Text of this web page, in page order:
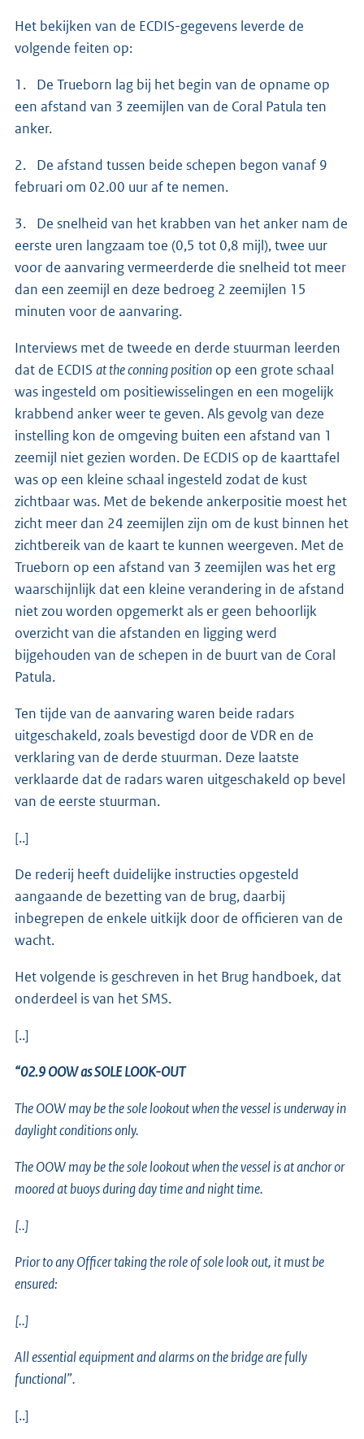
Het bekijken van de ECDIS-gegevens leverde de
volgende feiten op:
1. De Trueborn lag bij het begin van de opname op
een afstand van 3 zeemijlen van de Coral Patula ten
anker.
2. De afstand tussen beide schepen begon vanaf 9
februari om 02.00 uur af te nemen.
3. De snelheid van het krabben van het anker nam de
eerste uren langzaam toe (0,5 tot 0,8 mijl), twee uur
voor de aanvaring vermeerderde die snelheid tot meer
dan een zeemijl en deze bedroeg 2 zeemijlen 15
minuten voor de aanvaring.
Interviews met de tweede en derde stuurman leerden
dat de ECDIS at the conning position op een grote schaal
was ingesteld om positiewisselingen en een mogelijk
krabbend anker weer te geven. Als gevolg van deze
instelling kon de omgeving buiten een afstand van 1
zeemijl niet gezien worden. De ECDIS op de kaarttafel
was op een kleine schaal ingesteld zodat de kust
zichtbaar was. Met de bekende ankerpositie moest het
zicht meer dan 24 zeemijlen zijn om de kust binnen het
zichtbereik van de kaart te kunnen weergeven. Met de
Trueborn op een afstand van 3 zeemijlen was het erg
waarschijnlijk dat een kleine verandering in de afstand
niet zou worden opgemerkt als er geen behoorlijk
overzicht van die afstanden en ligging werd
bijgehouden van de schepen in de buurt van de Coral
Patula.
Ten tijde van de aanvaring waren beide radars
uitgeschakeld, zoals bevestigd door de VDR en de
verklaring van de derde stuurman. Deze laatste
verklaarde dat de radars waren uitgeschakeld op bevel
van de eerste stuurman.
[..]
De rederij heeft duidelijke instructies opgesteld
aangaande de bezetting van de brug, daarbij
inbegrepen de enkele uitkijk door de officieren van de
wacht.
Het volgende is geschreven in het Brug handboek, dat
onderdeel is van het SMS.
[..]
“02.9 OOW as SOLE LOOK-OUT
The OOW may be the sole lookout when the vessel is underway in
daylight conditions only.
The OOW may be the sole lookout when the vessel is at anchor or
moored at buoys during day time and night time.
[..]
Prior to any Officer taking the role of sole look out, it must be
ensured:
[..]
All essential equipment and alarms on the bridge are fully
functional”.
[..]